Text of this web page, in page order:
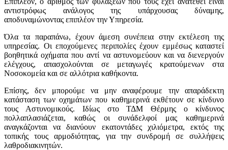
αντιστρόφως ανάλογος της υπάρχουσας δύναμης,
αποδυναμώνοντας επιπλέον την Υπηρεσία.
Όλα τα παραπάνω, έχουν άμεση συνέπεια στην εκτέλεση της
υπηρεσίας. Οι εποχούμενες περιπολίες έχουν εμμέσως καταστεί
βοηθητικά οχήματα που αντί να αστυνομεύουν και να διενεργούν
ελέγχους, απασχολούνται σε μεταγωγές κρατούμενων στα
Νοσοκομεία και σε αλλότρια καθήκοντα.
Επίσης, δεν μπορούμε να μην αναφέρουμε την απαράδεκτη
κατάσταση των οχημάτων που καθημερινά εκθέτουν σε κίνδυνο
τους Αστυνομικούς. Ιδίως στο ΤΔΜ Θέρμης ο κίνδυνος
πολλαπλασιάζεται, καθώς οι συνάδελφοί μας καθημερινά
αναγκάζονται να διανύουν εκατοντάδες χιλιόμετρα, εκτός της
τοπικής τους αρμοδιότητας, για την συνδρομή σε συλλήψεις
λαθροδιακινητών.